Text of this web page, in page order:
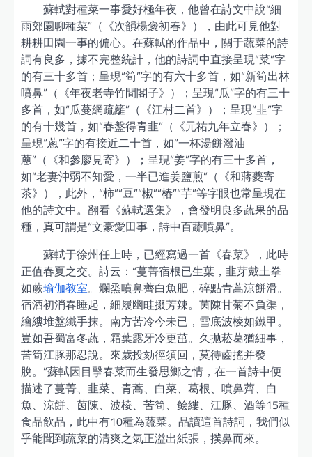
蘇軾對種菜一事愛好極年夜，他曾在詩文中說“細
雨郊園聊種菜”（《次韻楊褒初春》），由此可見他對
耕耕田園一事的偏心。在蘇軾的作品中，關于蔬菜的詩
詞有良多，據不完整統計，他的詩詞中直接呈現“菜”字
的有三十多首；呈現“筍”字的有六十多首，如“新筍出林
噴鼻”（《年夜老寺竹間閣子》）；呈現“瓜”字的有三十
多首，如“瓜蔓網疏籬”（《江村二首》）；呈現“韭”字
的有十幾首，如“春盤得青韭”（《元祐九年立春》）；
呈現“蔥”字的有接近二十首，如“一杯湯餅潑油
蔥”（《和參廖見寄》）；呈現“姜”字的有三十多首，
如“老妻沖弱不知愛，一半已進姜鹽煎”（《和蔣夔寄
茶》），此外，“柿”“豆”“椒”“椿”“芋”等字眼也常呈現在
他的詩文中。翻看《蘇軾選集》，會發明良多蔬果的品
種，真可謂是“文豪愛田事，詩中百蔬噴鼻”。
蘇軾于徐州任上時，已經寫過一首《春菜》，此時
正值春夏之交。詩云：“蔓菁宿根已生葉，韭芽戴土拳
如蕨瑜伽教室。爛烝噴鼻薺白魚肥，碎點青蒿涼餅滑。
宿酒初消春睡起，細履幽畦掇芳辣。茵陳甘菊不負渠，
繪縷堆盤纖手抹。南方苦冷今未已，雪底波棱如鐵甲。
豈如吾蜀富冬蔬，霜葉露牙冷更茁。久拋菘葛猶細事，
苦筍江豚那忍說。來歲投劾徑須回，莫待齒搖并發
脫。”蘇軾因目擊春菜而生發思鄉之情，在一首詩中便
描述了蔓菁、韭菜、青蒿、白菜、葛根、噴鼻薺、白
魚、涼餅、茵陳、波棱、苦筍、鲙縷、江豚、酒等15種
食品飲品，此中有10種為蔬菜。品讀這首詩詞，我們似
乎能聞到蔬菜的清爽之氣正溢出紙張，撲鼻而來。